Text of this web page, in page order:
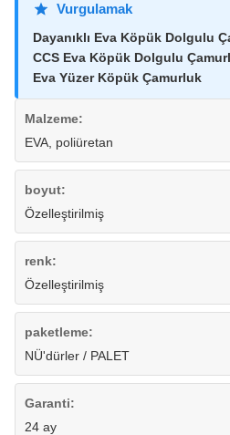
Vurgulamak
Dayanıklı Eva Köpük Dolgulu
CCS Eva Köpük Dolgulu
Eva Yüzer Köpük Çamurluk
Malzeme:
EVA, poliüretan
boyut:
Özelleştirilmiş
renk:
Özelleştirilmiş
paketleme:
NÜ'dürler / PALET
Garanti:
24 ay